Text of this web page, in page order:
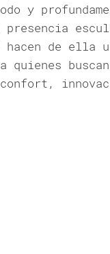
y
presencia
de ella
quienes
confort,